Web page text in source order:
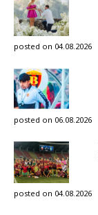
posted on 04.08.2026
posted on 06.08.2026
posted on 04.08.2026